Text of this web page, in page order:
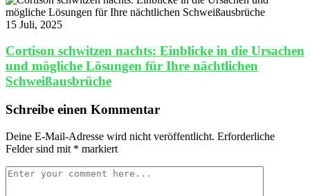
15 Juli, 2025
Cortison schwitzen nachts: Einblicke in die Ursachen
und mögliche Lösungen für Ihre nächtlichen
Schweißausbrüche
Schreibe einen Kommentar
Deine E-Mail-Adresse wird nicht veröffentlicht. Erforderliche
Felder sind mit * markiert